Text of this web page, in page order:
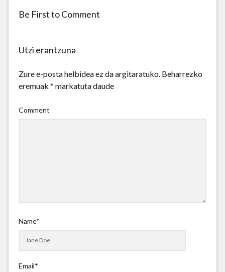
Be First to Comment
Utzi erantzuna
Zure e-posta helbidea ez da argitaratuko. Beharrezko
eremuak * markatuta daude
Comment
Name*
Email*